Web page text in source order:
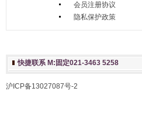
会员注册协议
隐私保护政策
快捷联系 M:固定021-3463 5258
沪ICP备13027087号-2